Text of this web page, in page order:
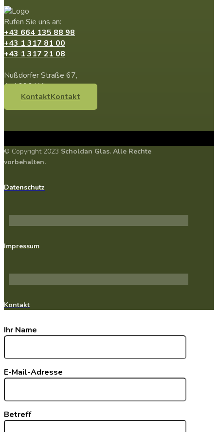
Rufen Sie uns an:
+43 664 135 88 98
+43 1 317 81 00
+43 1 317 21 08
Nußdorfer Straße 67,
A-1090 Wien
KontaktKontakt
© Copyright 2023 Scholdan Glas. Alle Rechte
vorbehalten.
Datenschutz
Impressum
Kontakt
Ihr Name
E-Mail-Adresse
Betreff